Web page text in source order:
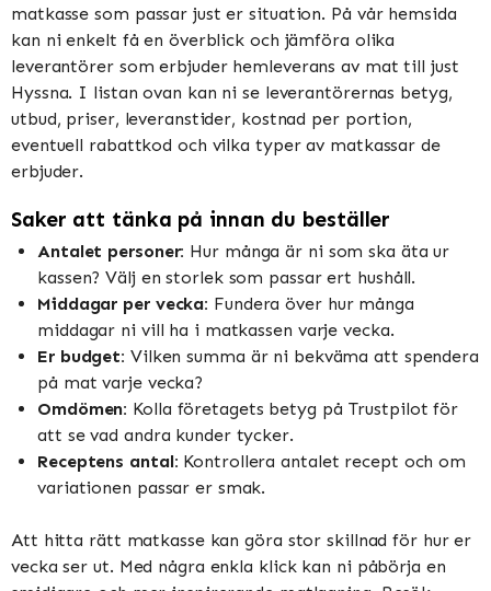
matkasse som passar just er situation. På vår hemsida
kan ni enkelt få en överblick och jämföra olika
leverantörer som erbjuder hemleverans av mat till just
Hyssna. I listan ovan kan ni se leverantörernas betyg,
utbud, priser, leveranstider, kostnad per portion,
eventuell rabattkod och vilka typer av matkassar de
erbjuder.
Saker att tänka på innan du beställer
Antalet personer: Hur många är ni som ska äta ur
kassen? Välj en storlek som passar ert hushåll.
Middagar per vecka: Fundera över hur många
middagar ni vill ha i matkassen varje vecka.
Er budget: Vilken summa är ni bekväma att spendera
på mat varje vecka?
Omdömen: Kolla företagets betyg på Trustpilot för
att se vad andra kunder tycker.
Receptens antal: Kontrollera antalet recept och om
variationen passar er smak.
Att hitta rätt matkasse kan göra stor skillnad för hur er
vecka ser ut. Med några enkla klick kan ni påbörja en